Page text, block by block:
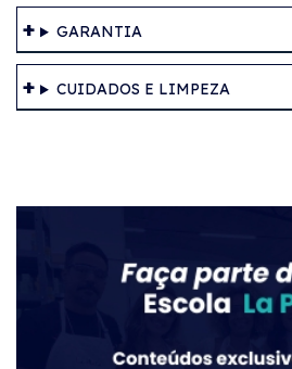
GARANTIA
CUIDADOS E LIMPEZA